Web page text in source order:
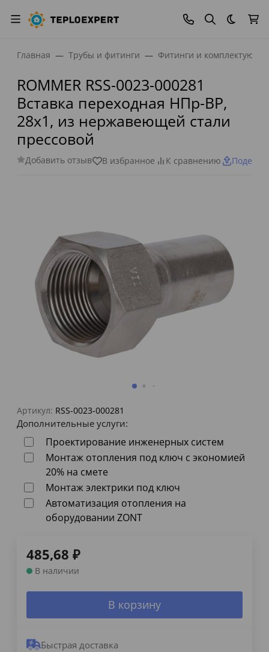
Темная
Главная Трубы и фитинги Фитинги и
ROMMER RSS-0023-000281
Вставка переходная НПр-ВР,
28х1, из нержавеющей стали
прессовой
Добавить отзыв В избранное К сравнению
Артикул: RSS-0023-000281
Дополнительные услуги:
Проектирование инженерных систем
Монтаж отопления под ключ с экономией
20% на смете
Монтаж электрики под ключ
Автоматизация отопления на
оборудовании ZONT
485,68 ₽
В наличии
В корзину
Быстрая доставка